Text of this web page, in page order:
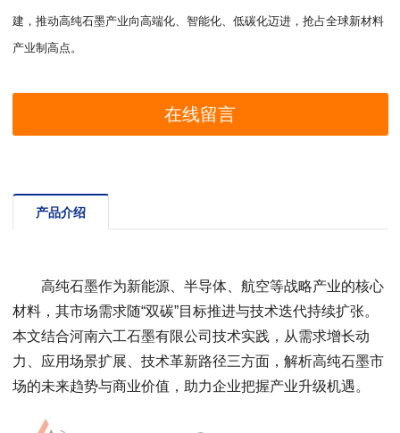
建，推动高纯石墨产业向高端化、智能化、低碳化迈进，抢占全球新材料
产业制高点。
在线留言
产品介绍
高纯石墨作为新能源、半导体、航空等战略产业的核心
材料，其市场需求随“双碳”目标推进与技术迭代持续扩张。
本文结合河南六工石墨有限公司技术实践，从需求增长动
力、应用场景扩展、技术革新路径三方面，解析高纯石墨市
场的未来趋势与商业价值，助力企业把握产业升级机遇。